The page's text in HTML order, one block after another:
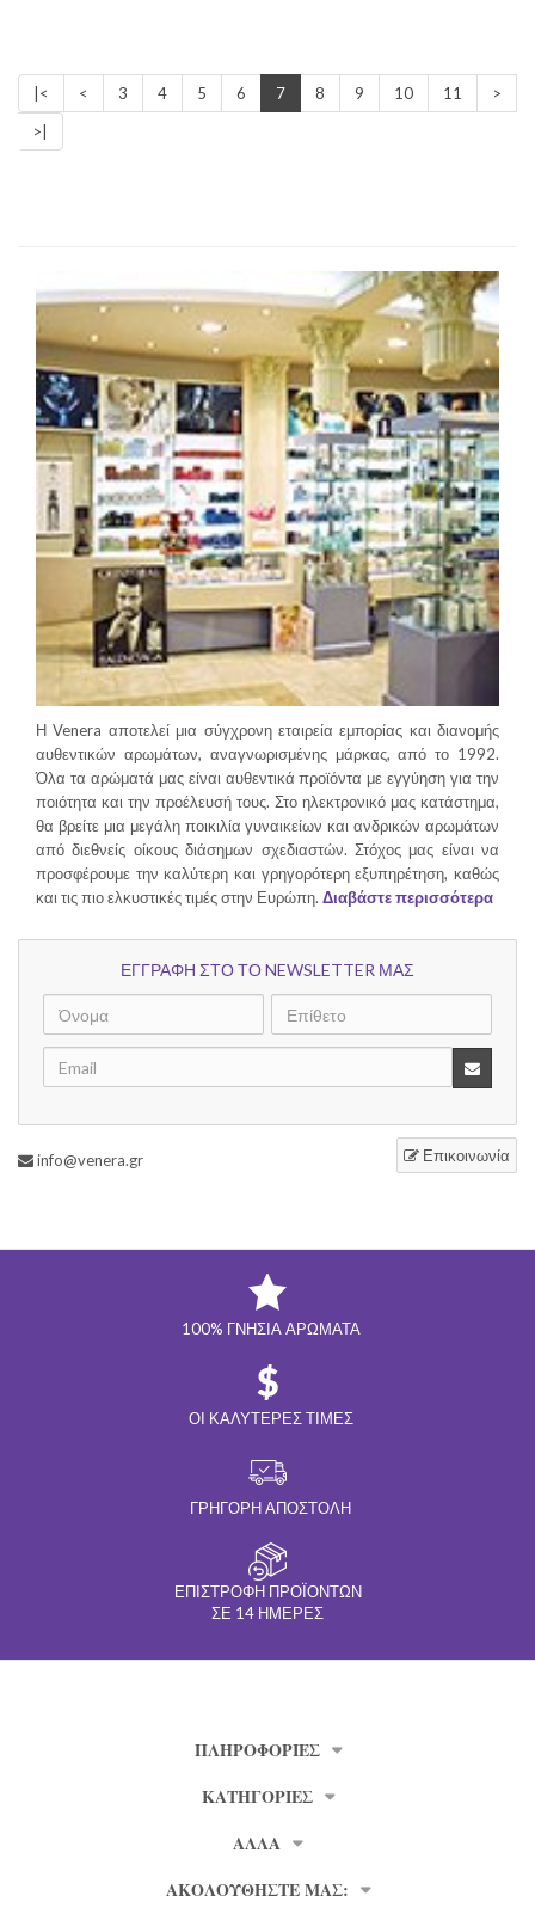
|< < 3 4 5 6 7 8 9 10 11
>
>|
Η Venera αποτελεί μια σύγχρονη εταιρεία εμπορίας και διανομής
αυθεντικών αρωμάτων, αναγνωρισμένης μάρκας, από το 1992.
Όλα τα αρώματά μας είναι αυθεντικά προϊόντα με εγγύηση για την
ποιότητα και την προέλευσή τους. Στο ηλεκτρονικό μας κατάστημα,
θα βρείτε μια μεγάλη ποικιλία γυναικείων και ανδρικών αρωμάτων
από διεθνείς οίκους διάσημων σχεδιαστών. Στόχος μας είναι να
προσφέρουμε την καλύτερη και γρηγορότερη εξυπηρέτηση, καθώς
και τις πιο ελκυστικές τιμές στην Ευρώπη. Διαβάστε περισσότερα
ΕΓΓΡΑΦΗ ΣΤΟ ΤΟ NEWSLETTER ΜΑΣ
Επικοινωνία
info@venera.gr
100% ΓΝΉΣΙΑ ΑΡΏΜΑΤΑ
ΟΙ ΚΑΛΎΤΕΡΕΣ ΤΙΜΈΣ
ΓΡΉΓΟΡΗ ΑΠΟΣΤΟΛΉ
ΕΠΙΣΤΡΟΦΉ ΠΡΟΪΌΝΤΩΝ
ΣΕ 14 ΗΜΈΡΕΣ
ΠΛΗΡΟΦΟΡΊΕΣ
ΚΑΤΗΓΟΡΙΕΣ
ΑΛΛΑ
ΑΚΟΛΟΥΘΗΣΤΕ ΜΑΣ: